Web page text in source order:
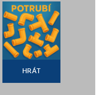
HRÁT